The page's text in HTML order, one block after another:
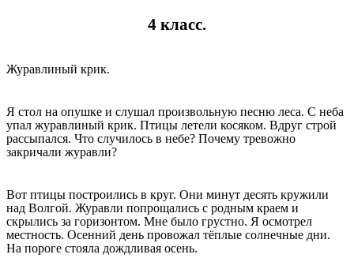
4 класс.
Журавлиный крик.
Я стол на опушке и слушал произвольную песню леса. С неба
упал журавлиный крик. Птицы летели косяком. Вдруг строй
рассыпался. Что случилось в небе? Почему тревожно
закричали журавли?
Вот птицы построились в круг. Они минут десять кружили
над Волгой. Журавли попрощались с родным краем и
скрылись за горизонтом. Мне было грустно. Я осмотрел
местность. Осенний день провожал тёплые солнечные дни.
На пороге стояла дождливая осень.